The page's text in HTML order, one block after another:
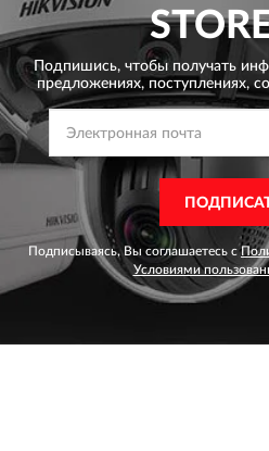
Подпишись, чтобы получать
предложениях, поступлениях,
Подписываясь, Вы соглашаетесь с
Условиями